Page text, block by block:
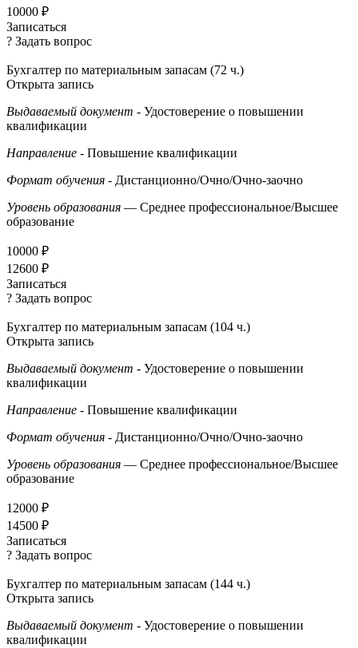
10000 ₽
Записаться
? Задать вопрос
Бухгалтер по материальным запасам (72 ч.)
Открыта запись
Выдаваемый документ - Удостоверение о повышении
квалификации
Направление - Повышение квалификации
Формат обучения - Дистанционно/Очно/Очно-заочно
Уровень образования — Среднее профессиональное/Высшее
образование
10000 ₽
12600 ₽
Записаться
? Задать вопрос
Бухгалтер по материальным запасам (104 ч.)
Открыта запись
Выдаваемый документ - Удостоверение о повышении
квалификации
Направление - Повышение квалификации
Формат обучения - Дистанционно/Очно/Очно-заочно
Уровень образования — Среднее профессиональное/Высшее
образование
12000 ₽
14500 ₽
Записаться
? Задать вопрос
Бухгалтер по материальным запасам (144 ч.)
Открыта запись
Выдаваемый документ - Удостоверение о повышении
квалификации